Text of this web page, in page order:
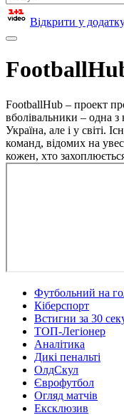
Відкрити у
FootballHub – проект
вболівальники – одна
Україна, але і у світі.
команд, відомих на
кожен, хто
Футбольний на
Кіберспорт
Встигни за 30
ТОП-Легіонер
Аналітика
Дикі пенальті
ОлдСкул
Єврофутбол
Огляд матчів
Ексклюзив